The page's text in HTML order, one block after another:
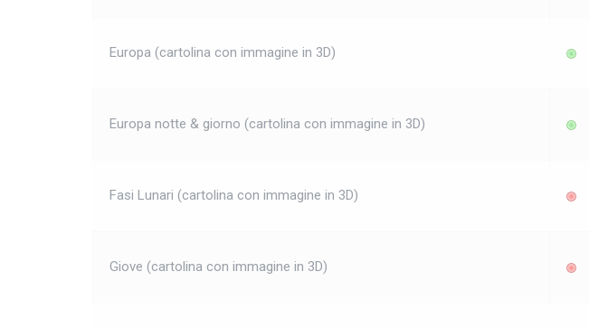
Europa (cartolina con immagine in 3D)
Europa notte & giorno (cartolina con immagine in 3D)
Fasi Lunari (cartolina con immagine in 3D)
Giove (cartolina con immagine in 3D)